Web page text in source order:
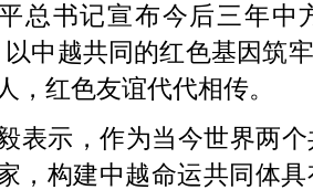
总书记宣布今后三年中
以中越共同的红色基因筑
，红色友谊代代相传。
表示，作为当今世界两
，构建中越命运共同体